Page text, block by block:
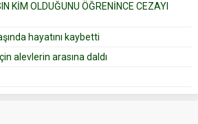
KİM OLDUĞUNU ÖĞRENİNCE CEZAYI
hayatını kaybetti
alevlerin arasına daldı